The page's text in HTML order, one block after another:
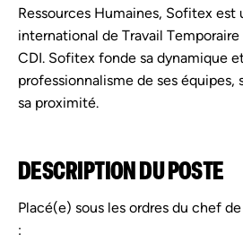
Ressources Humaines, Sofitex est
international de Travail
CDI. Sofitex fonde sa dynamique
professionnalisme de ses
sa proximité.
DESCRIPTION DU POSTE
Placé(e) sous les ordres du chef
: